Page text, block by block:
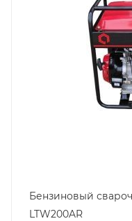
Бензиновый
LTW200AR